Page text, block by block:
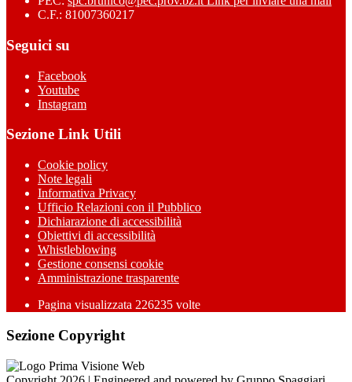
C.F.: 81007360217
Seguici su
Facebook
Youtube
Instagram
Sezione Link Utili
Cookie policy
Note legali
Informativa Privacy
Ufficio Relazioni con il Pubblico
Dichiarazione di accessibilità
Obiettivi di accessibilità
Whistleblowing
Gestione consensi cookie
Amministrazione trasparente
Pagina visualizzata 226235 volte
Sezione Copyright